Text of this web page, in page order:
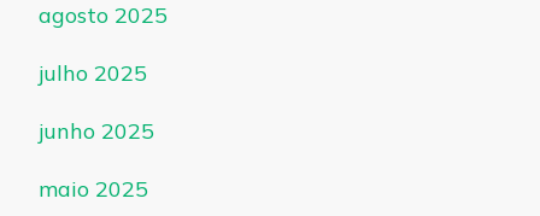
agosto 2025
julho 2025
junho 2025
maio 2025